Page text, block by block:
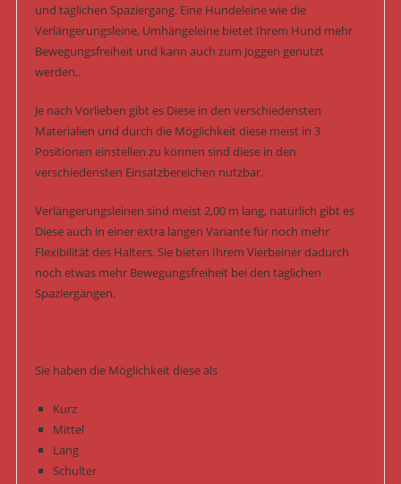
und täglichen Spaziergang. Eine Hundeleine wie die
Verlängerungsleine, Umhängeleine bietet Ihrem Hund mehr
Bewegungsfreiheit und kann auch zum Joggen genutzt
werden,.
Je nach Vorlieben gibt es Diese in den verschiedensten
Materialien und durch die Möglichkeit diese meist in 3
Positionen einstellen zu können sind diese in den
verschiedensten Einsatzbereichen nutzbar.
Verlängerungsleinen sind meist 2,00 m lang, natürlich gibt es
Diese auch in einer extra langen Variante für noch mehr
Flexibilität des Halters. Sie bieten Ihrem Vierbeiner dadurch
noch etwas mehr Bewegungsfreiheit bei den täglichen
Spaziergängen.
Sie haben die Möglichkeit diese als
Kurz
Mittel
Lang
Schulter